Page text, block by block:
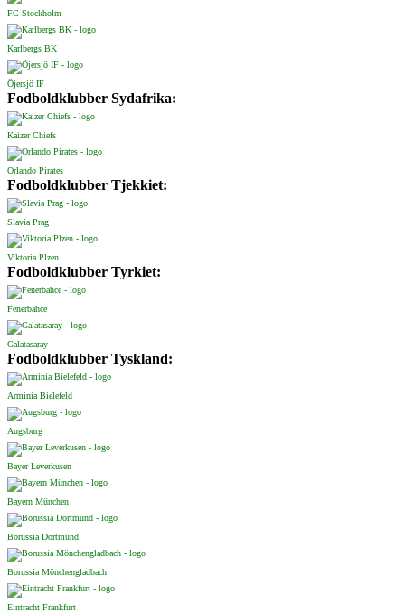
FC Stockholm
Karlbergs BK
Öjersjö IF
Fodboldklubber Sydafrika:
Kaizer Chiefs
Orlando Pirates
Fodboldklubber Tjekkiet:
Slavia Prag
Viktoria Plzen
Fodboldklubber Tyrkiet:
Fenerbahce
Galatasaray
Fodboldklubber Tyskland:
Arminia Bielefeld
Augsburg
Bayer Leverkusen
Bayern München
Borussia Dortmund
Borussia Mönchengladbach
Eintracht Frankfurt